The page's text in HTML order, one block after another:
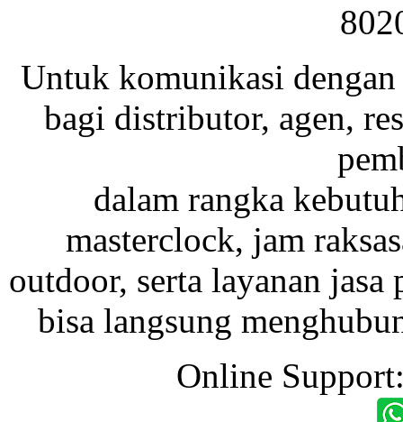
Untuk komunikasi dengan
bagi distributor, agen,
dalam rangka
masterclock, jam
outdoor, serta layanan
bisa langsung
Online